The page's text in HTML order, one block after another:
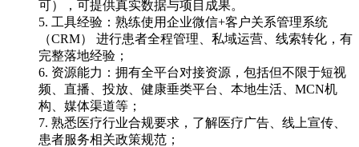
可），可提供真实数据与项目成果。
5. 工具经验：熟练使用企业微信+客户关系管理系统
（CRM） 进行患者全程管理、私域运营、线索转化，有
完整落地经验；
6. 资源能力：拥有全平台对接资源，包括但不限于短视
频、直播、投放、健康垂类平台、本地生活、MCN机
构、媒体渠道等；
7. 熟悉医疗行业合规要求，了解医疗广告、线上宣传、
患者服务相关政策规范；